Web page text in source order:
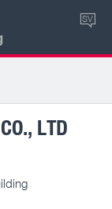
SV
LTD